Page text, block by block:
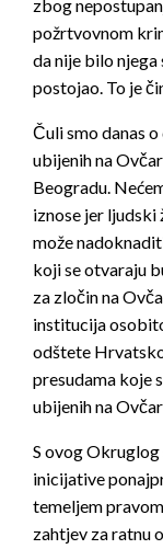
zbog
požrtvovnom
da nije bilo
postojao. To je
Čuli smo danas
ubijenih na
Beogradu.
iznose jer ljudski
može
koji se otvaraju
za zločin na
institucija
odštete
presudama koje
ubijenih na
S ovog
inicijative
temeljem
zahtjev za ratnu